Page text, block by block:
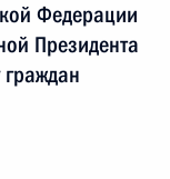
Федерации
Президента